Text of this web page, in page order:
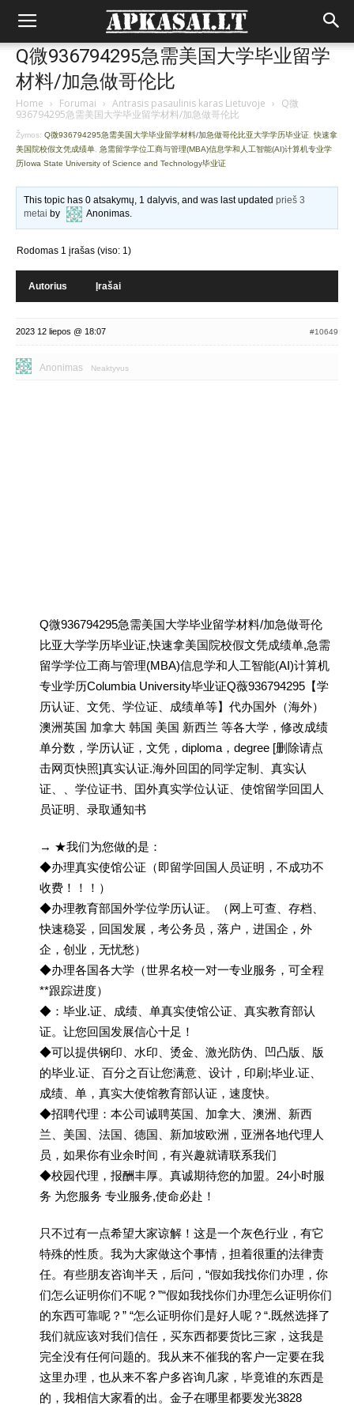
Q微936794295急需美国大学毕业留学
材料/加急做哥伦比
Home › Forumai › Antrasis pasaulinis karas Lietuvoje › Q微
936794295急需美国大学毕业留学材料/加急做哥伦比
Žymos: Q微936794295急需美国大学毕业留学材料/加急做哥伦比亚大学学历毕业证 快速拿
美国院校假文凭成绩单 急需留学学位工商与管理(MBA)信息学和人工智能(AI)计算机专业学
历Iowa State University of Science and Technology毕业证
This topic has 0 atsakymų, 1 dalyvis, and was last updatedprieš 3
metai by Anonimas.
Rodomas 1 įrašas (viso: 1)
Autorius Įrašai
2023 12 liepos @ 18:07 #10649
Anonimas Neaktyvus
Q微936794295急需美国大学毕业留学材料/加急做哥伦
比亚大学学历毕业证,快速拿美国院校假文凭成绩单,急需
留学学位工商与管理(MBA)信息学和人工智能(AI)计算机
专业学历Columbia University毕业证Q薇936794295【学
历认证、文凭、学位证、成绩单等】代办国外（海外）
澳洲英国 加拿大 韩国 美国 新西兰 等各大学，修改成绩
单分数，学历认证，文凭，diploma，degree [删除请点
击网页快照]真实认证.海外回囯的同学定制、真实认
证、、学位证书、囯外真实学位认证、使馆留学回囯人
员证明、录取通知书
→ ★我们为您做的是：
◆办理真实使馆公证（即留学回国人员证明，不成功不
收费！！！）
◆办理教育部国外学位学历认证。（网上可查、存档、
快速稳妥，回国发展，考公务员，落户，进国企，外
企，创业，无忧愁）
◆办理各国各大学（世界名校一对一专业服务，可全程
**跟踪进度）
◆：毕业.证、成绩、单真实使馆公证、真实教育部认
证。让您回国发展信心十足！
◆可以提供钢印、水印、烫金、激光防伪、凹凸版、版
的毕业.证、百分之百让您满意、设计，印刷;毕业.证、
成绩、单，真实大使馆教育部认证，速度快。
◆招聘代理：本公司诚聘英国、加拿大、澳洲、新西
兰、美国、法国、德国、新加坡欧洲，亚洲各地代理人
员，如果你有业余时间，有兴趣就请联系我们
◆校园代理，报酬丰厚。真诚期待您的加盟。24小时服
务 为您服务 专业服务,使命必赴！
只不过有一点希望大家谅解！这是一个灰色行业，有它
特殊的性质。我为大家做这个事情，担着很重的法律责
任。有些朋友咨询半天，后问，“假如我找你们办理，你
们怎么证明你们不呢？”“假如我找你们办理怎么证明你们
的东西可靠呢？” “怎么证明你们是好人呢？“.既然选择了
我们就应该对我们信任，买东西都要货比三家，这我是
完全没有任何问题的。我从来不催我的客户一定要在我
这里办理，也从来不客户多咨询几家，毕竟谁的东西是
的，我相信大家看的出。金子在哪里都要发光3828